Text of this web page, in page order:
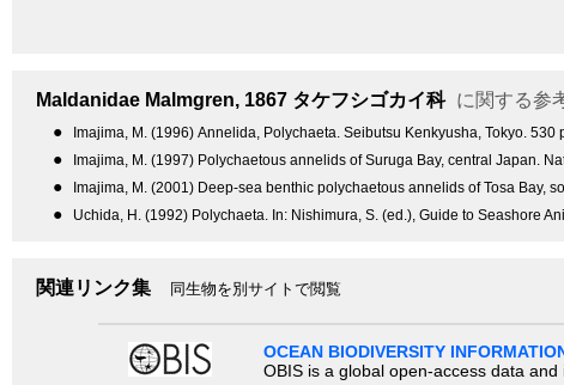
Maldanidae Malmgren, 1867 タケフシゴカイ科 に関する参
● Imajima, M. (1996) Annelida, Polychaeta. Seibutsu Kenkyusha, Tokyo. 530
● Imajima, M. (1997) Polychaetous annelids of Suruga Bay, central Japan.
● Imajima, M. (2001) Deep-sea benthic polychaetous annelids of Tosa Bay,
● Uchida, H. (1992) Polychaeta. In: Nishimura, S. (ed.), Guide to Seashore
関連リンク集 同生物を別サイトで閲覧
OCEAN BIODIVERSITY
OBIS is a global open-access data